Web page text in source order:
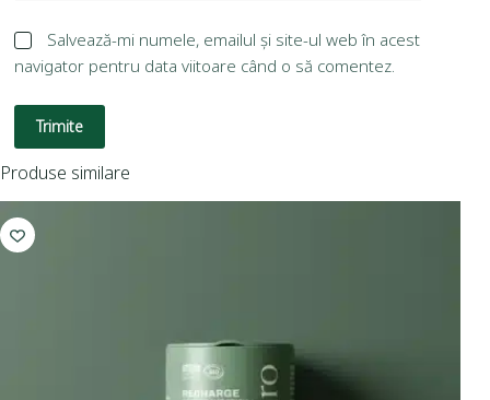
Salvează-mi numele, emailul și site-ul web în acest
navigator pentru data viitoare când o să comentez.
Trimite
Produse similare